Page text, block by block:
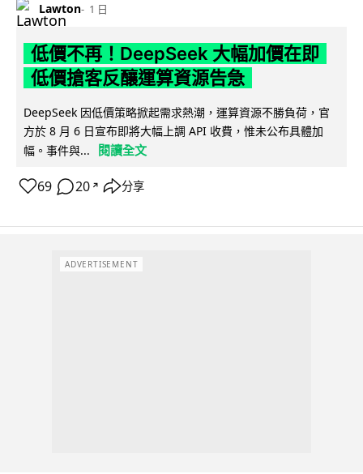
Lawton 1 日
低價不再！DeepSeek 大幅加價在即
低價搶客反釀運算資源告急
DeepSeek 因低價策略掀起需求熱潮，運算資源不勝負荷，官
方於 8 月 6 日宣布即將大幅上調 API 收費，惟未公布具體加
幅。事件與...
閱讀全文
69 20 ↗ 分享
ADVERTISEMENT